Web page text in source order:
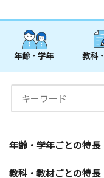
年齢・学年 教科
年齢・学年ごとの特長
教科・教材ごとの特長